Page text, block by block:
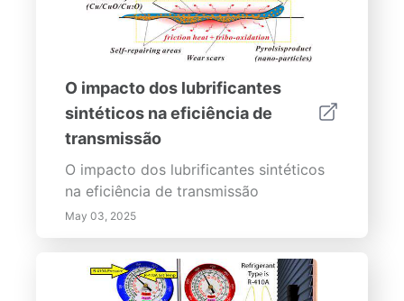
O impacto dos lubrificantes
sintéticos na eficiência de
transmissão
O impacto dos lubrificantes sintéticos
na eficiência de transmissão
May 03, 2025